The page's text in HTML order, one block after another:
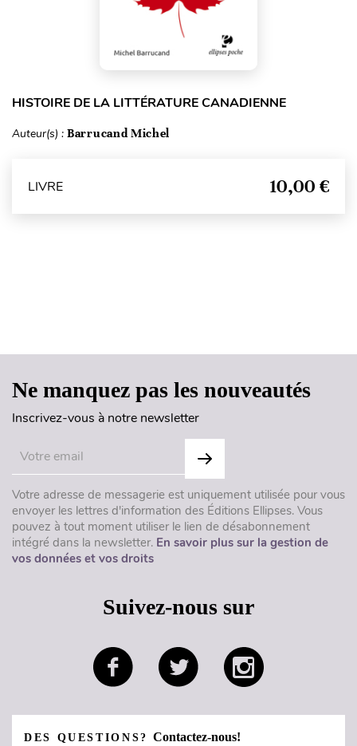
HISTOIRE DE LA LITTÉRATURE CANADIENNE
Auteur(s) : Barrucand Michel
LIVRE 10,00 €
Ne manquez pas les nouveautés
Inscrivez-vous à notre newsletter
Votre adresse de messagerie est uniquement utilisée pour vous
envoyer les lettres d'information des Éditions Ellipses. Vous
pouvez à tout moment utiliser le lien de désabonnement
intégré dans la newsletter. En savoir plus sur la gestion de
vos données et vos droits
Suivez-nous sur
DES QUESTIONS?Contactez-nous!